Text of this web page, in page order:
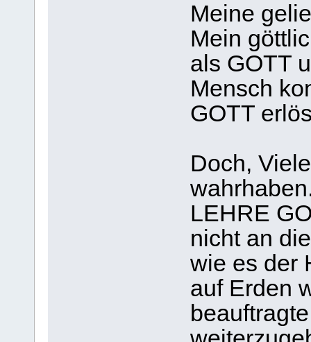
Meine
Mein
als GOTT
Mensch
GOTT
Doch,
LEHRE
nicht an
wie es der
auf Erden